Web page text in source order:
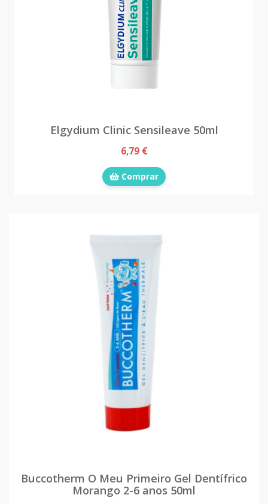
Elgydium Clinic Sensileave 50ml
6,79 €
Comprar
Buccotherm O Meu Primeiro Gel Dentífrico
Morango 2-6 anos 50ml